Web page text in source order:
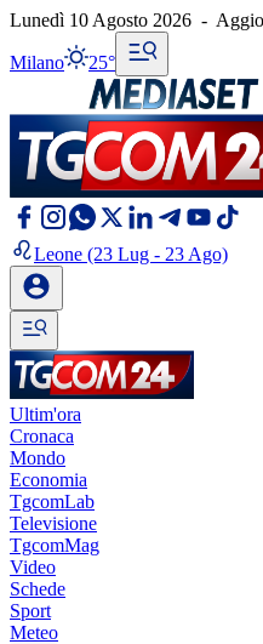
Lunedì 10 Agosto 2026 -
Milano 25°
Leone (23 Lug - 23 Ago)
Ultim'ora
Cronaca
Mondo
Economia
TgcomLab
Televisione
TgcomMag
Video
Schede
Sport
Meteo